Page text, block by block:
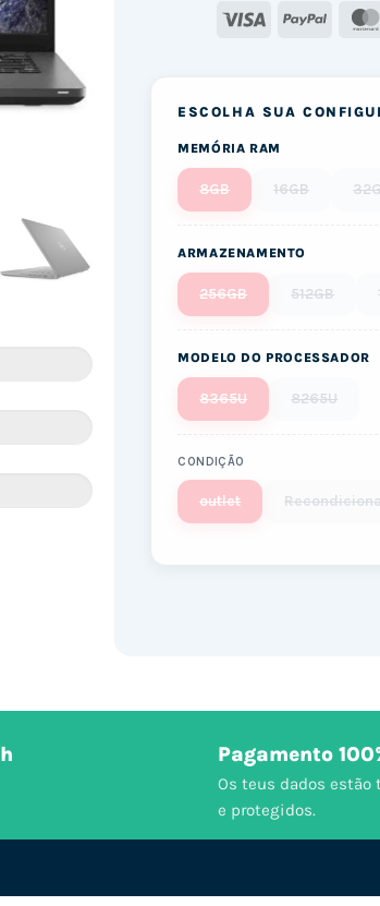
Visa PayPal
ESCOLHA SUA
MEMÓRIA RAM
8GB 16GB
ARMAZENAMENTO
256GB 512GB
MODELO DO PROCESSADOR
8365U 8265U
CONDIÇÃO
outlet
Pagamento
Os teus dados
e protegidos.